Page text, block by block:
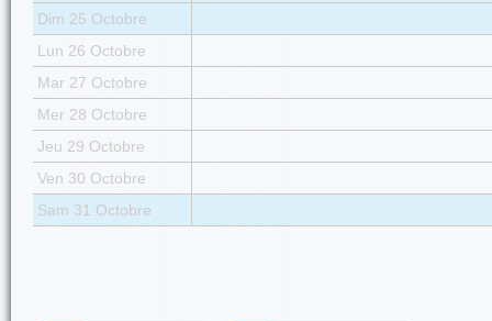
Dim 25 Octobre
Lun 26 Octobre
Mar 27 Octobre
Mer 28 Octobre
Jeu 29 Octobre
Ven 30 Octobre
Sam 31 Octobre